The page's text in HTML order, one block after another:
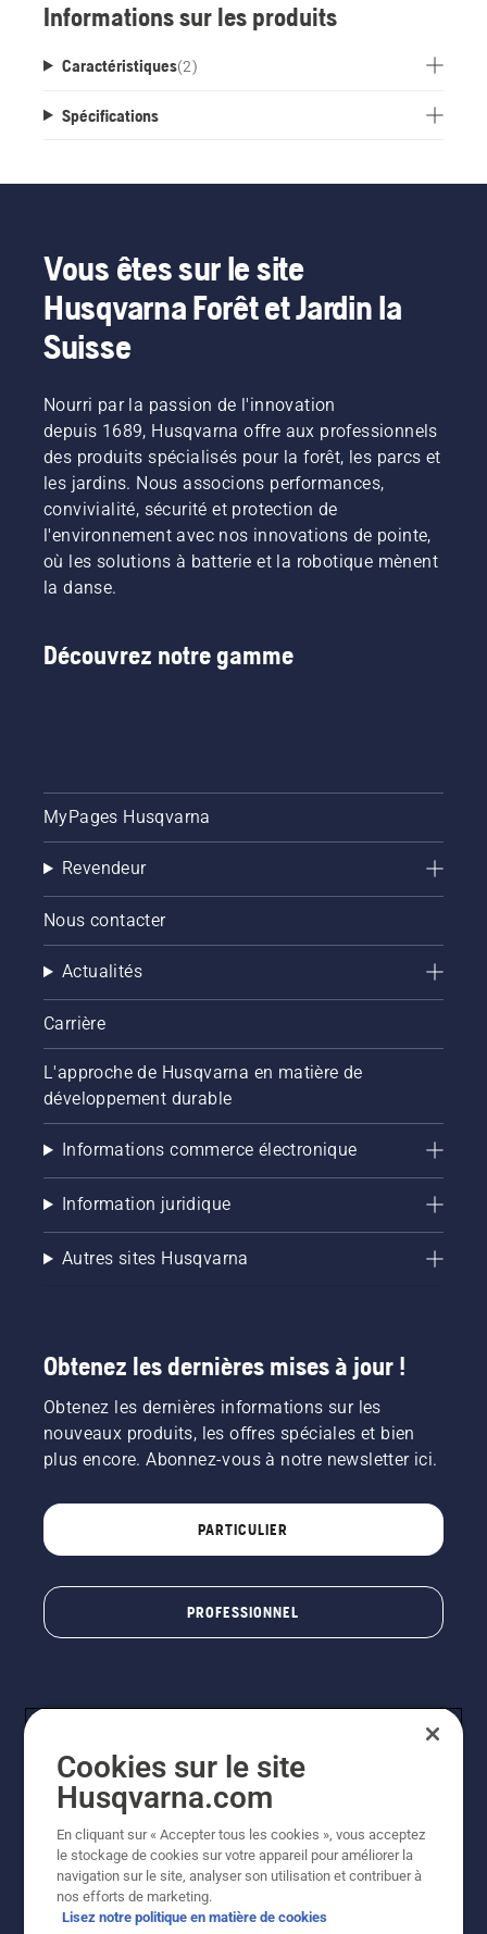
Informations sur les produits
Caractéristiques(2)
Spécifications
Vous êtes sur le site
Husqvarna Forêt et Jardin la
Suisse
Nourri par la passion de l'innovation
depuis 1689, Husqvarna offre aux professionnels
des produits spécialisés pour la forêt, les parcs et
les jardins. Nous associons performances,
convivialité, sécurité et protection de
l'environnement avec nos innovations de pointe,
où les solutions à batterie et la robotique mènent
la danse.
Découvrez notre gamme
MyPages Husqvarna
Revendeur
Nous contacter
Actualités
Carrière
L'approche de Husqvarna en matière de
développement durable
Informations commerce électronique
Information juridique
Autres sites Husqvarna
Obtenez les dernières mises à jour !
Obtenez les dernières informations sur les
nouveaux produits, les offres spéciales et bien
plus encore. Abonnez-vous à notre newsletter ici.
PARTICULIER
PROFESSIONNEL
© Husqvarna AB (publ). Tous droits réservés. Les prix
indiqués sont à titre indicatif de Husqvarna Schweiz AG
aux revendeurs participants, prix en CHF, TVA 8,1 % et
TAR incluses. Sous réserve de modification. Tous les
prix indiqués sont des prix de vente recommandés (TVA
Cookies sur le site
Husqvarna.com
En cliquant sur « Accepter tous les cookies », vous acceptez
le stockage de cookies sur votre appareil pour améliorer la
navigation sur le site, analyser son utilisation et contribuer à
nos efforts de marketing.
Lisez notre politique en matière de cookies